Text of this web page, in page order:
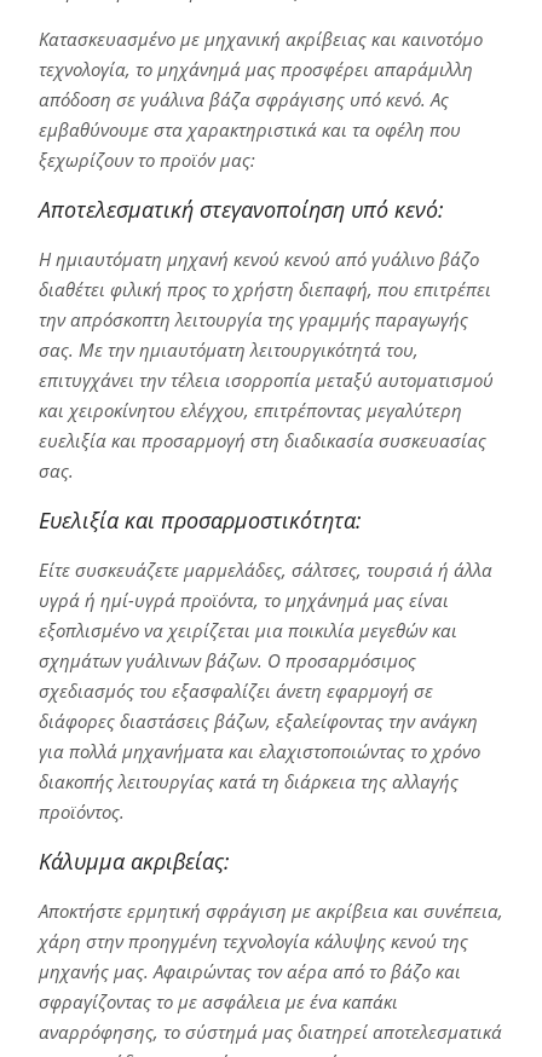
Κατασκευασμένο με μηχανική ακρίβειας και καινοτόμο
τεχνολογία, το μηχάνημά μας προσφέρει απαράμιλλη
απόδοση σε γυάλινα βάζα σφράγισης υπό κενό. Ας
εμβαθύνουμε στα χαρακτηριστικά και τα οφέλη που
ξεχωρίζουν το προϊόν μας:
Αποτελεσματική στεγανοποίηση υπό κενό:
Η ημιαυτόματη μηχανή κενού κενού από γυάλινο βάζο
διαθέτει φιλική προς το χρήστη διεπαφή, που επιτρέπει
την απρόσκοπτη λειτουργία της γραμμής παραγωγής
σας. Με την ημιαυτόματη λειτουργικότητά του,
επιτυγχάνει την τέλεια ισορροπία μεταξύ αυτοματισμού
και χειροκίνητου ελέγχου, επιτρέποντας μεγαλύτερη
ευελιξία και προσαρμογή στη διαδικασία συσκευασίας
σας.
Ευελιξία και προσαρμοστικότητα:
Είτε συσκευάζετε μαρμελάδες, σάλτσες, τουρσιά ή άλλα
υγρά ή ημί-υγρά προϊόντα, το μηχάνημά μας είναι
εξοπλισμένο να χειρίζεται μια ποικιλία μεγεθών και
σχημάτων γυάλινων βάζων. Ο προσαρμόσιμος
σχεδιασμός του εξασφαλίζει άνετη εφαρμογή σε
διάφορες διαστάσεις βάζων, εξαλείφοντας την ανάγκη
για πολλά μηχανήματα και ελαχιστοποιώντας το χρόνο
διακοπής λειτουργίας κατά τη διάρκεια της αλλαγής
προϊόντος.
Κάλυμμα ακριβείας:
Αποκτήστε ερμητική σφράγιση με ακρίβεια και συνέπεια,
χάρη στην προηγμένη τεχνολογία κάλυψης κενού της
μηχανής μας. Αφαιρώντας τον αέρα από το βάζο και
σφραγίζοντας το με ασφάλεια με ένα καπάκι
αναρρόφησης, το σύστημά μας διατηρεί αποτελεσματικά